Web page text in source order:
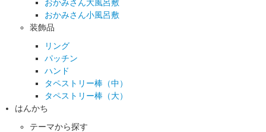
おかみさん大風呂敷
おかみさん小風呂敷
装飾品
リング
パッチン
ハンド
タペストリー棒（中）
タペストリー棒（大）
はんかち
テーマから探す